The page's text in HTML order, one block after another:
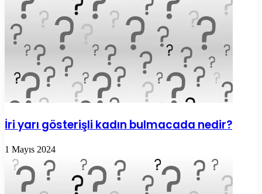
İri yarı gösterişli kadın bulmacada nedir?
1 Mayıs 2024